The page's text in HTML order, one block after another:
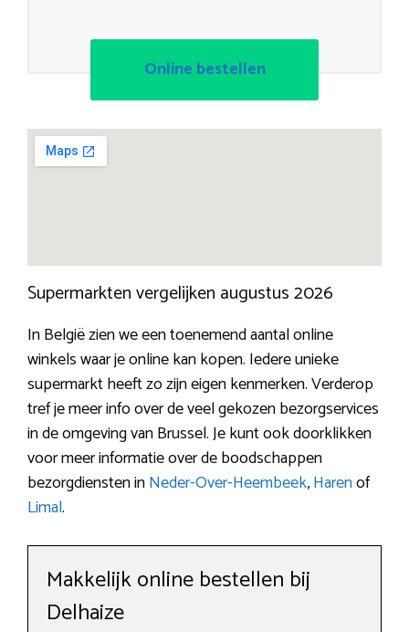
Online bestellen
Supermarkten vergelijken augustus 2026
In België zien we een toenemend aantal online
winkels waar je online kan kopen. Iedere unieke
supermarkt heeft zo zijn eigen kenmerken. Verderop
tref je meer info over de veel gekozen bezorgservices
in de omgeving van Brussel. Je kunt ook doorklikken
voor meer informatie over de boodschappen
bezorgdiensten inNeder-Over-Heembeek,Harenof
Limal.
Makkelijk online bestellen bij
Delhaize